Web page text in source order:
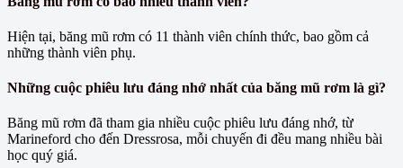
Hiện tại, băng mũ rơm có 11 thành viên chính thức, bao gồm cả
những thành viên phụ.
Những cuộc phiêu lưu đáng nhớ nhất của băng mũ rơm là gì?
Băng mũ rơm đã tham gia nhiều cuộc phiêu lưu đáng nhớ, từ
Marineford cho đến Dressrosa, mỗi chuyến đi đều mang nhiều bài
học quý giá.